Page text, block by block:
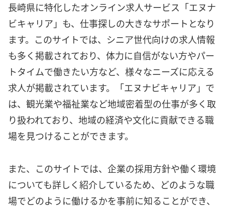
長崎県に特化したオンライン求人サービス「エヌナ
ビキャリア」も、仕事探しの大きなサポートとなり
ます。このサイトでは、シニア世代向けの求人情報
も多く掲載されており、体力に自信がない方やパー
トタイムで働きたい方など、様々なニーズに応える
求人が掲載されています。「エヌナビキャリア」で
は、観光業や福祉業など地域密着型の仕事が多く取
り扱われており、地域の経済や文化に貢献できる職
場を見つけることができます。
また、このサイトでは、企業の採用方針や働く環境
についても詳しく紹介しているため、どのような職
場でどのように働けるかを事前に知ることができ、